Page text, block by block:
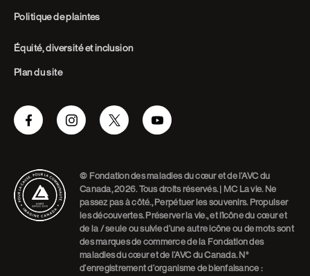
Politique de plaintes
Équité, diversité et inclusion
Plan du site
FacebookInstagramTwitter Youtube
© Fondation des maladies du cœur et de l’AVC du
Canada, 2026. Tous droits réservés. | MC La vie. Ne
passez pas à côté., Perpétuer les souvenirs. Propulser
les découvertes. Préserver la vie., et l’icône du cœur et
de la / seule ou suivie d’une autre icône ou de mots sont
des marques de commerce de la Fondation des
maladies du cœur et de l’AVC du Canada. N°
d’enregistrement d’organisme de bienfaisance :